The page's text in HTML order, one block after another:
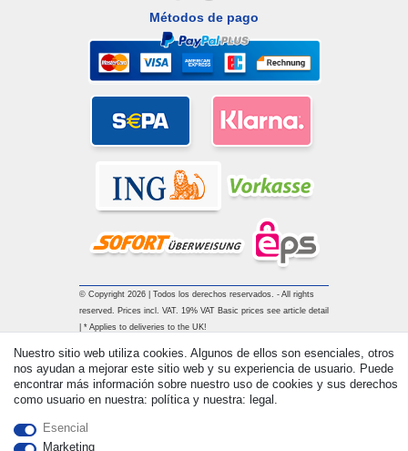
Métodos de pago
© Copyright 2026 | Todos los derechos reservados. - All rights
reserved. Prices incl. VAT. 19% VAT Basic prices see article detail
| * Applies to deliveries to the UK!
Nuestro sitio web utiliza cookies. Algunos de ellos son esenciales, otros
nos ayudan a mejorar este sitio web y su experiencia de usuario. Puede
encontrar más información sobre nuestro uso de cookies y sus derechos
como usuario en nuestra: política y nuestra: legal.
Esencial
Marketing
Withdraw from contract here Contacto